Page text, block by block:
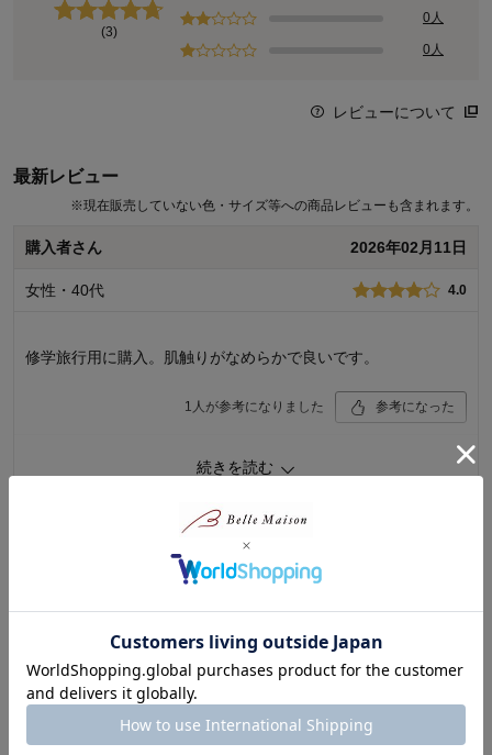
(3)
0人
0人
レビューについて
最新レビュー
※現在販売していない色・サイズ等への商品レビューも含まれます。
購入者さん 2026年02月11日
女性・40代 4.0
修学旅行用に購入。肌触りがなめらかで良いです。
1 人が参考になりました 参考になった
お子さまのお気に入り度
4.0
4.0
購入商品：
体型： 標準
お子様の年齢： 13歳以上
続きを読む
可愛いです。カラーはサックスを選びました。見た目にも涼し
げで良いです。気に入っています。
1人が参考になりました